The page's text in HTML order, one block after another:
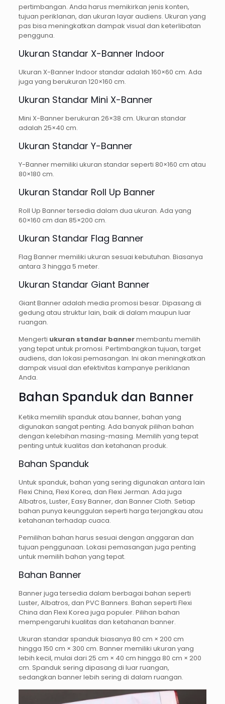
pertimbangan. Anda harus memikirkan jenis konten,
tujuan periklanan, dan ukuran layar audiens. Ukuran yang
pas bisa meningkatkan dampak visual dan keterlibatan
pengguna.
Ukuran Standar X-Banner Indoor
Ukuran X-Banner Indoor standar adalah 160×60 cm. Ada
juga yang berukuran 120×160 cm.
Ukuran Standar Mini X-Banner
Mini X-Banner berukuran 26×38 cm. Ukuran standar
adalah 25×40 cm.
Ukuran Standar Y-Banner
Y-Banner memiliki ukuran standar seperti 80×160 cm atau
80×180 cm.
Ukuran Standar Roll Up Banner
Roll Up Banner tersedia dalam dua ukuran. Ada yang
60×160 cm dan 85×200 cm.
Ukuran Standar Flag Banner
Flag Banner memiliki ukuran sesuai kebutuhan. Biasanya
antara 3 hingga 5 meter.
Ukuran Standar Giant Banner
Giant Banner adalah media promosi besar. Dipasang di
gedung atau struktur lain, baik di dalam maupun luar
ruangan.
Mengerti ukuran standar bannermembantu memilih
yang tepat untuk promosi. Pertimbangkan tujuan, target
audiens, dan lokasi pemasangan. Ini akan meningkatkan
dampak visual dan efektivitas kampanye periklanan
Anda.
Bahan Spanduk dan Banner
Ketika memilih spanduk atau banner, bahan yang
digunakan sangat penting. Ada banyak pilihan bahan
dengan kelebihan masing-masing. Memilih yang tepat
penting untuk kualitas dan ketahanan produk.
Bahan Spanduk
Untuk spanduk, bahan yang sering digunakan antara lain
Flexi China, Flexi Korea, dan Flexi Jerman. Ada juga
Albatros, Luster, Easy Banner, dan Banner Cloth. Setiap
bahan punya keunggulan seperti harga terjangkau atau
ketahanan terhadap cuaca.
Pemilihan bahan harus sesuai dengan anggaran dan
tujuan penggunaan. Lokasi pemasangan juga penting
untuk memilih bahan yang tepat.
Bahan Banner
Banner juga tersedia dalam berbagai bahan seperti
Luster, Albatros, dan PVC Banners. Bahan seperti Flexi
China dan Flexi Korea juga populer. Pilihan bahan
mempengaruhi kualitas dan ketahanan banner.
Ukuran standar spanduk biasanya 80 cm × 200 cm
hingga 150 cm × 300 cm. Banner memiliki ukuran yang
lebih kecil, mulai dari 25 cm × 40 cm hingga 80 cm × 200
cm. Spanduk sering dipasang di luar ruangan,
sedangkan banner lebih sering di dalam ruangan.